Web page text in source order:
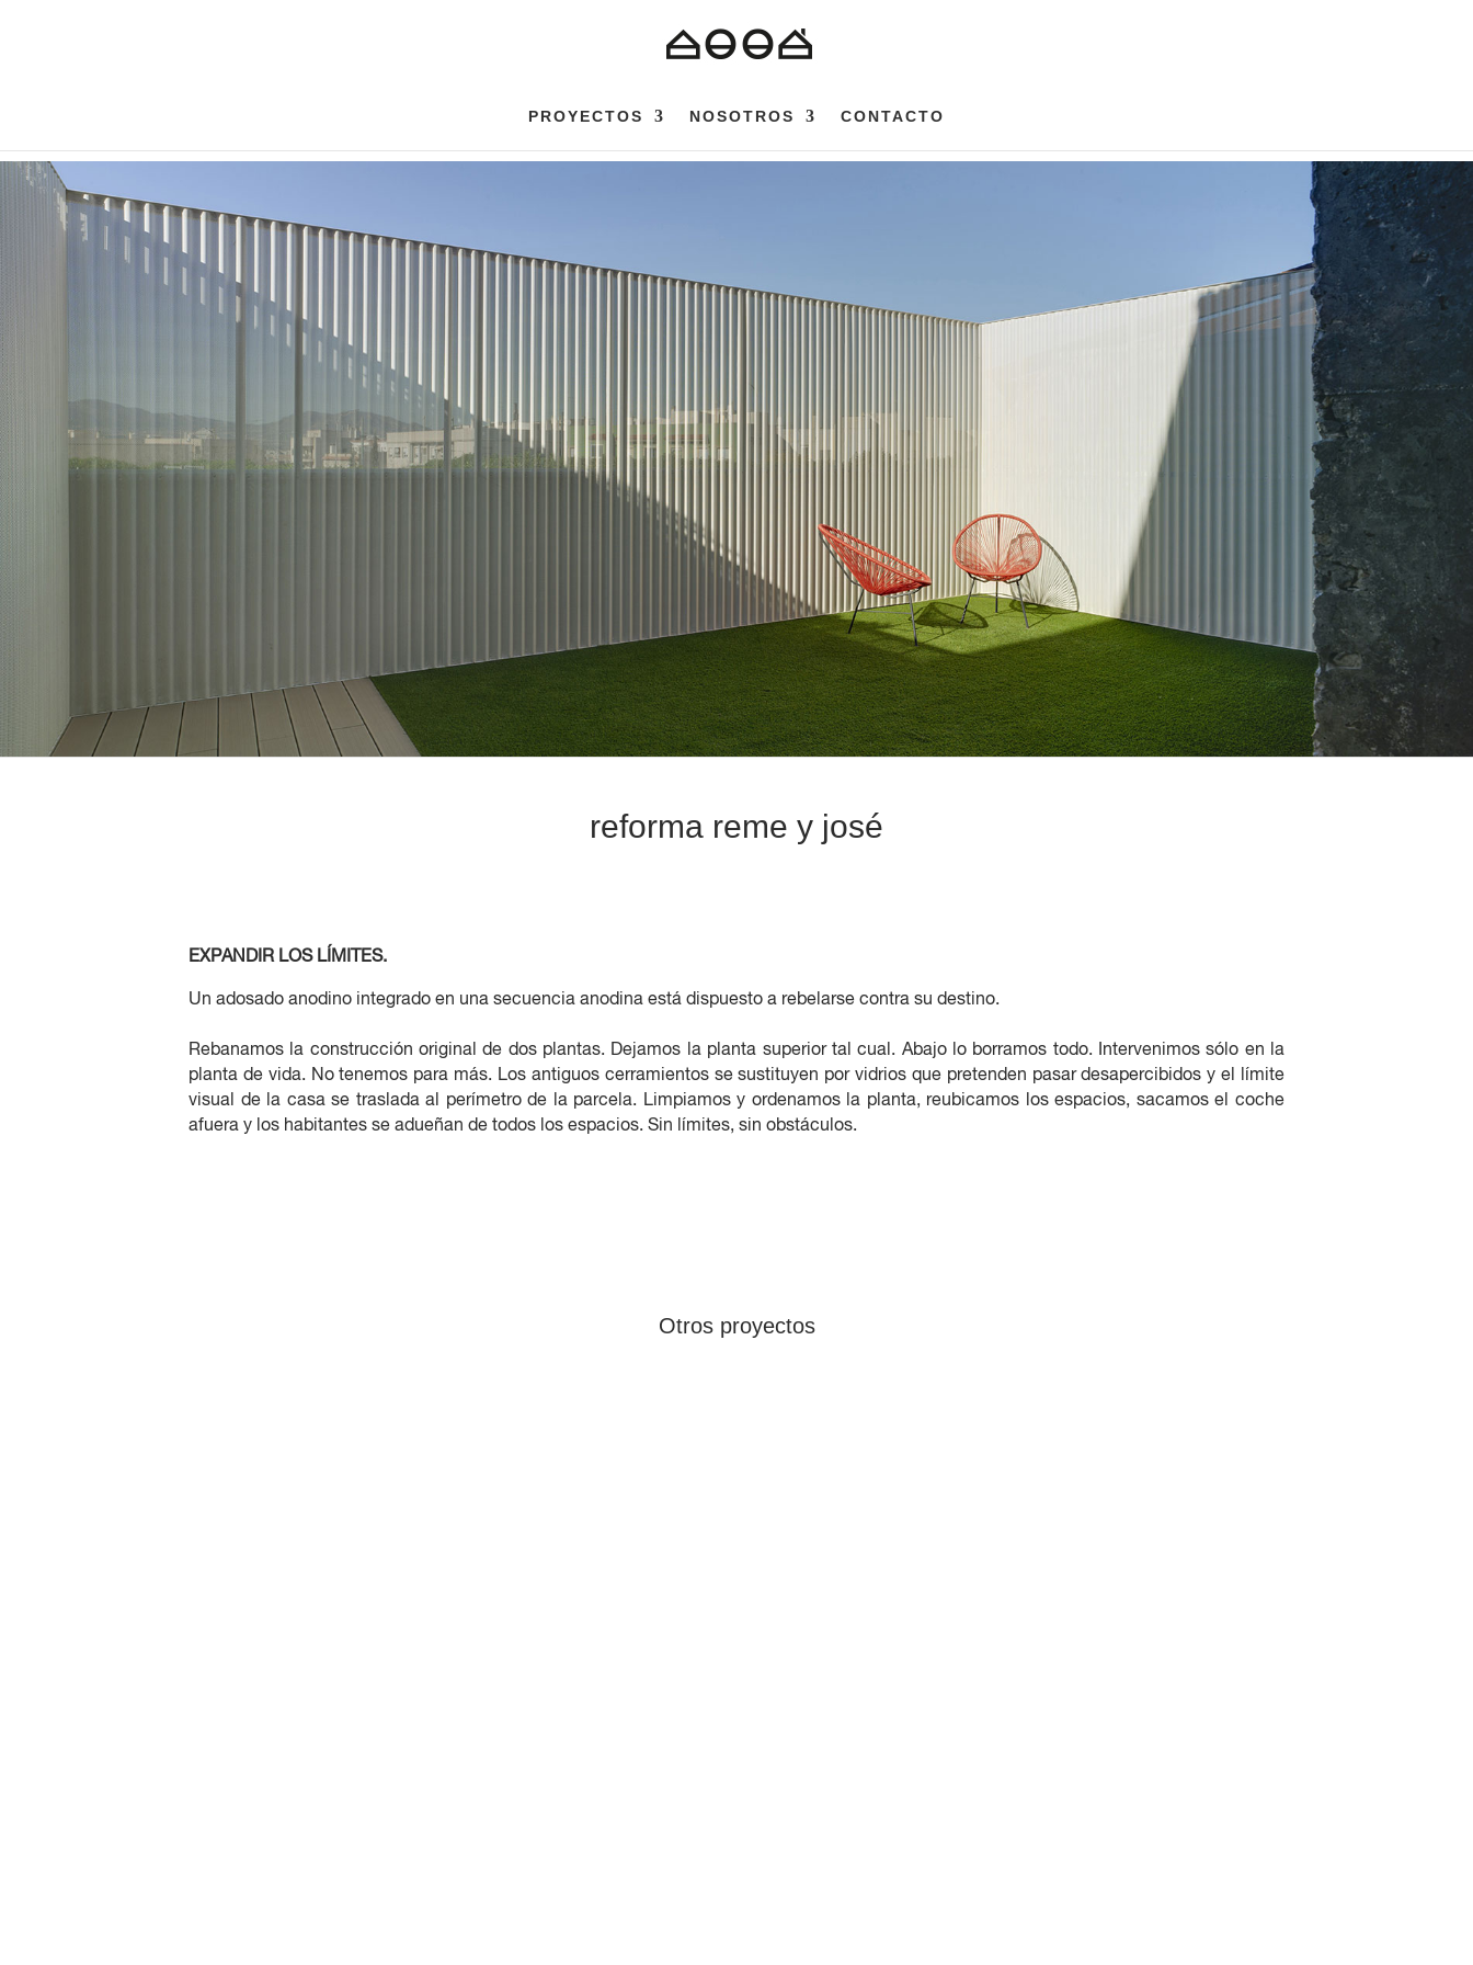
PROYECTOS NOSOTROS CONTACTO
reforma reme y josé
EXPANDIR LOS LÍMITES.
Un adosado anodino integrado en una secuencia anodina está dispuesto a rebelarse contra su destino.
Rebanamos la construcción original de dos plantas. Dejamos la planta superior tal cual. Abajo lo borramos todo. Intervenimos sólo en la
planta de vida. No tenemos para más. Los antiguos cerramientos se sustituyen por vidrios que pretenden pasar desapercibidos y el límite
visual de la casa se traslada al perímetro de la parcela. Limpiamos y ordenamos la planta, reubicamos los espacios, sacamos el coche
afuera y los habitantes se adueñan de todos los espacios. Sin límites, sin obstáculos.
Otros proyectos